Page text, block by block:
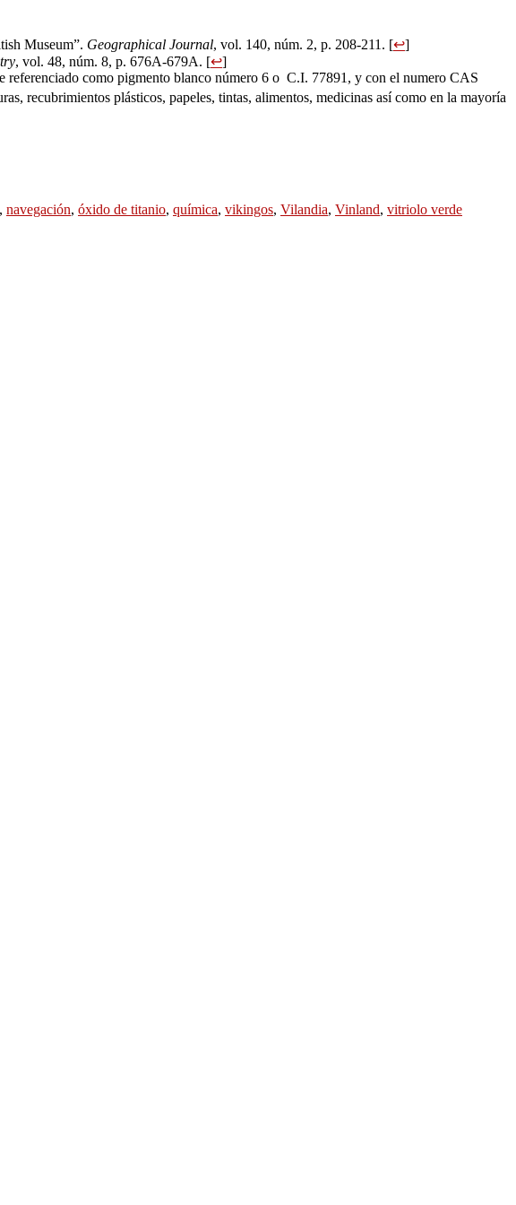
Museum”. Geographical Journal, vol. 140, núm. 2, p. 208-211. [↩]
, vol. 48, núm. 8, p. 676A-679A. [↩]
referenciado como pigmento blanco número 6 o C.I. 77891, y con el numero CAS
recubrimientos plásticos, papeles, tintas, alimentos, medicinas así como en la mayoría
, navegación, óxido de titanio, química, vikingos, Vilandia, Vinland, vitriolo verde